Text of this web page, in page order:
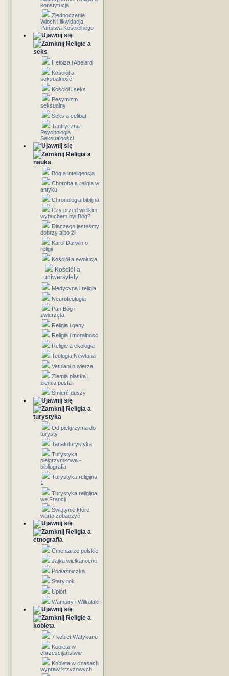
konstytucja
Zjednoczenie
Włoch i likwidacja
Państwa Kościelnego
Religie a
seks
Heloiza i Abelard
Kościół a
seksualność
Kościół i seks
Pesymizm
seksualny
Seks a celibat
Tantryczna
Psychologia
Seksualności
Religia a
nauka
Bóg a inteligencja
Choroba a religia w
antyku
Chronologia biblijna
Czy przed wielkim
wybuchem był Bóg?
Dlaczego jesteśmy
dobrzy albo źli
Karol Darwin o
religii
Kościół a ewolucja
Kościół a
uniwersytety
Medycyna i religia
Neuroteologia
Pan Bóg i
zwierzęta
Religia i geny
Religia i moralność
Religie a ekologia
Teologia Newtona
Vetulani o wierze
Ziemia płaska i
ziemia pusta
Śmierć duszy
Religia a
turystyka
Od pielgrzyma do
turysty
Tanatoturystyka
Turystyka
pielgrzymkowa -
bibliografia
Turystyka religijna
1
Turystyka religijna
we Francji
Świątynie które
warto zobaczyć
Religia a
etnografia
Cmentarze polskie
Jajka wielkanocne
Podłaźniczka
Stary rok
Upiór!
Wampiry i Wilkołaki
Religie a
kobieta
7 kobiet Watykanu
Kobieta w
chrzescijaństwie
Kobieta w czasach
wypraw krzyżowych